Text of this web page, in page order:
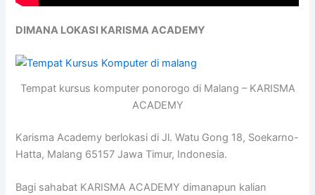
DIMANA LOKASI KARISMA ACADEMY
Tempat kursus komputer ponorogo di Malang – KARISMA
ACADEMY
Karisma Academy berlokasi di Jl. Watu Gong 18, Soekarno-
Hatta, Malang 65157 Jawa Timur, Indonesia.
Bagi sahabat KARISMA ACADEMY dimanapun kalian